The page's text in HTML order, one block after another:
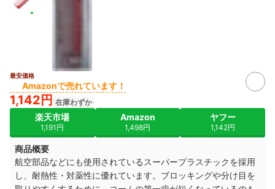
最安価格
Amazonで売れています！
1,142円 在庫わずか
楽天市場
1,191円
Amazon
1,498円
ヤフー
1,142円
商品概要
航空部品などにも使用されているスーパープラスチックを採用
し、耐熱性・対薬性に優れています。ブロッキングや分け目を